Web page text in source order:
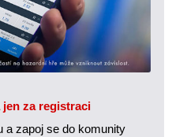
jen za registraci
a zapoj se do komunity